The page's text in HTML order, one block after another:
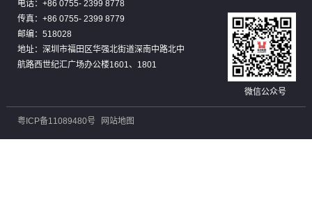
电话：+86 0755- 2399 8778
传真：+86 0755- 2399 8779
邮编：518028
地址：深圳市福田区华强北街道深南中路北中
航路西世纪汇广场办公楼1601、1801
微信公众号
粤ICP备11089480号 网站地图